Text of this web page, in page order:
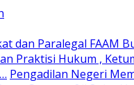
dan Paralegal FAAM
Praktisi Hukum ,
Pengadilan Negeri